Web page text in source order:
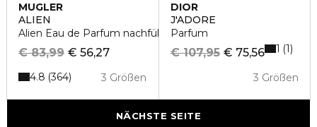
MUGLER
ALIEN
Alien Eau de Parfum nachfüllbar
€ 56,27
€ 83,99
3 Größen
4.8 364
DIOR
J'ADORE
Parfum
€ 75,56
€ 107,95
3 Größen
1 1
NÄCHSTE SEITE